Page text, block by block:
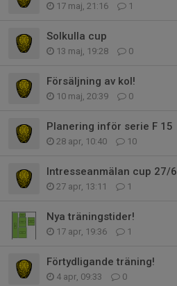
17 maj, 21:16 1
Solkulla cup
13 maj, 19:28 0
Försäljning av kol!
10 maj, 20:39 0
Planering inför serie F 15
28 apr, 10:40 10
Intresseanmälan cup 27/6
27 apr, 13:11 1
Nya träningstider!
17 apr, 19:36 1
Förtydligande träning!
4 apr, 09:33 0